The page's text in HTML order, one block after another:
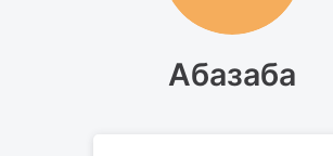
Абазаба